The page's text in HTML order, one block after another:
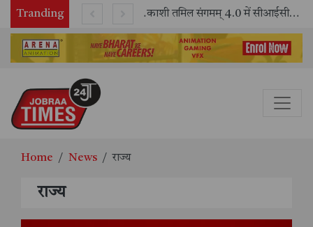
Tranding काशी तमिल संगमम् 4.0 में सीआईसीटी का स्टॉल बना तमिल भाषा और संस्कृति का केंद्र, ‘तमिल करकलाम’ से सीखना हुआ सरल
Home News राज्य
राज्य